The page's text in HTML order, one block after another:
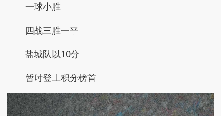
一球小胜
四战三胜一平
盐城队以10分
暂时登上积分榜首